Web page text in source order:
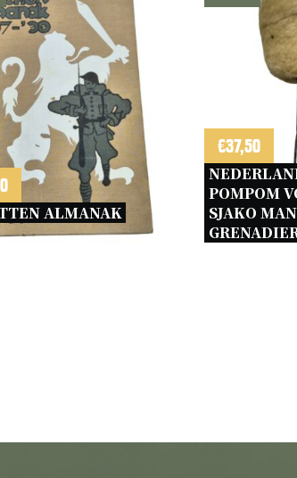
ALMANAK
€37,50
POMPOM
SJAKO